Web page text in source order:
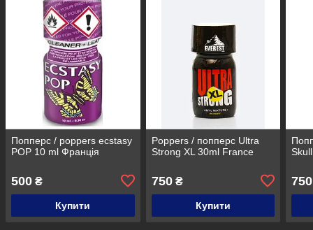
Попперс / poppers ecstasy
POP 10 ml Франція
500 ₴
Купити
Poppers / попперс Ultra
Strong XL 30ml France
750₴
Купити
750